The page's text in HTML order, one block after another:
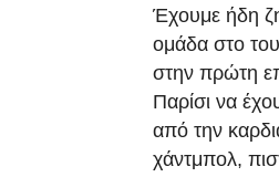
Έχουμε ήδη
ομάδα στο
στην πρώτη
Παρίσι να
από την
χάντμπολ,